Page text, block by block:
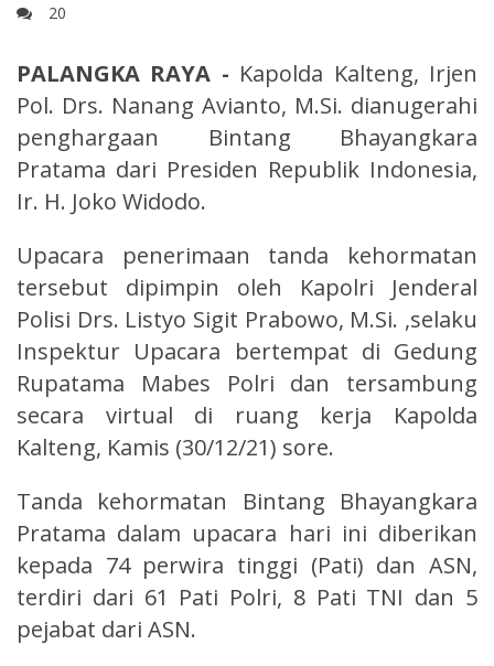
20
PALANGKA RAYA - Kapolda Kalteng, Irjen
Pol. Drs. Nanang Avianto, M.Si. dianugerahi
penghargaan Bintang Bhayangkara
Pratama dari Presiden Republik Indonesia,
Ir. H. Joko Widodo.
Upacara penerimaan tanda kehormatan
tersebut dipimpin oleh Kapolri Jenderal
Polisi Drs. Listyo Sigit Prabowo, M.Si. ,selaku
Inspektur Upacara bertempat di Gedung
Rupatama Mabes Polri dan tersambung
secara virtual di ruang kerja Kapolda
Kalteng, Kamis (30/12/21) sore.
Tanda kehormatan Bintang Bhayangkara
Pratama dalam upacara hari ini diberikan
kepada 74 perwira tinggi (Pati) dan ASN,
terdiri dari 61 Pati Polri, 8 Pati TNI dan 5
pejabat dari ASN.